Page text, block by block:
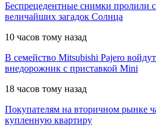
Беспрецедентные снимки пролили
величайших загадок Солнца
10 часов тому назад
В семейство Mitsubishi Pajero
внедорожник с приставкой Mini
18 часов тому назад
Покупателям на вторичном рынке
купленную квартиру